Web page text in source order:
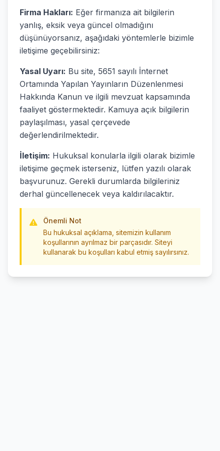
Firma Hakları: Eğer firmanıza ait bilgilerin
yanlış, eksik veya güncel olmadığını
düşünüyorsanız, aşağıdaki yöntemlerle bizimle
iletişime geçebilirsiniz:
Yasal Uyarı: Bu site, 5651 sayılı İnternet
Ortamında Yapılan Yayınların Düzenlenmesi
Hakkında Kanun ve ilgili mevzuat kapsamında
faaliyet göstermektedir. Kamuya açık bilgilerin
paylaşılması, yasal çerçevede
değerlendirilmektedir.
İletişim: Hukuksal konularla ilgili olarak bizimle
iletişime geçmek isterseniz, lütfen yazılı olarak
başvurunuz. Gerekli durumlarda bilgileriniz
derhal güncellenecek veya kaldırılacaktır.
Önemli Not
Bu hukuksal açıklama, sitemizin kullanım
koşullarının ayrılmaz bir parçasıdır. Siteyi
kullanarak bu koşulları kabul etmiş sayılırsınız.